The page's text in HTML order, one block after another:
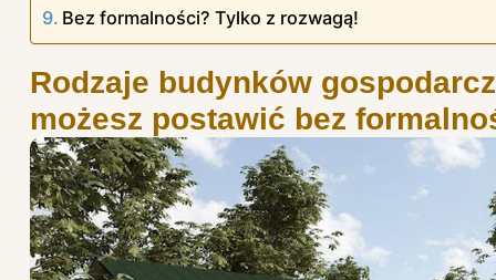
Bez formalności? Tylko z rozwagą!
Rodzaje budynków
możesz postawić bez